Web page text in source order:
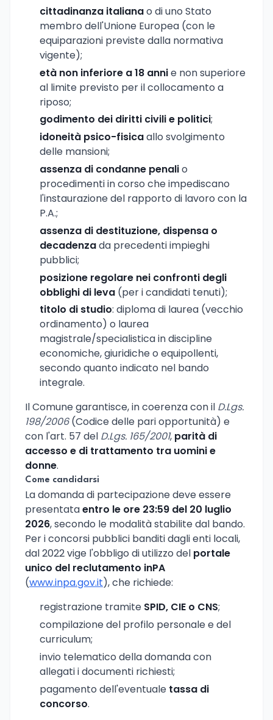
cittadinanza italianao di uno Stato
membro dell'Unione Europea (con le
equiparazioni previste dalla normativa
vigente);
età non inferiore a 18 annie non superiore
al limite previsto per il collocamento a
riposo;
godimento dei diritti civili e politici;
idoneità psico-fisicaallo svolgimento
delle mansioni;
assenza di condanne penalio
procedimenti in corso che impediscano
l'instaurazione del rapporto di lavoro con la
P.A.;
assenza di destituzione, dispensa o
decadenzada precedenti impieghi
pubblici;
posizione regolare nei confronti degli
obblighi di leva (per i candidati tenuti);
titolo di studio: diploma di laurea (vecchio
ordinamento) o laurea
magistrale/specialistica in discipline
economiche, giuridiche o equipollenti,
secondo quanto indicato nel bando
integrale.
Il Comune garantisce, in coerenza con il D.Lgs.
198/2006(Codice delle pari opportunità) e
con l'art. 57 del D.Lgs. 165/2001, parità di
accesso e di trattamento tra uomini e
donne.
Come candidarsi
La domanda di partecipazione deve essere
presentataentro le ore 23:59 del 20 luglio
2026, secondo le modalità stabilite dal bando.
Per i concorsi pubblici banditi dagli enti locali,
dal 2022 vige l'obbligo di utilizzo del portale
unico del reclutamento inPA
(www.inpa.gov.it), che richiede:
registrazione tramite SPID, CIE o CNS;
compilazione del profilo personale e del
curriculum;
invio telematico della domanda con
allegati i documenti richiesti;
pagamento dell'eventuale tassa di
concorso.